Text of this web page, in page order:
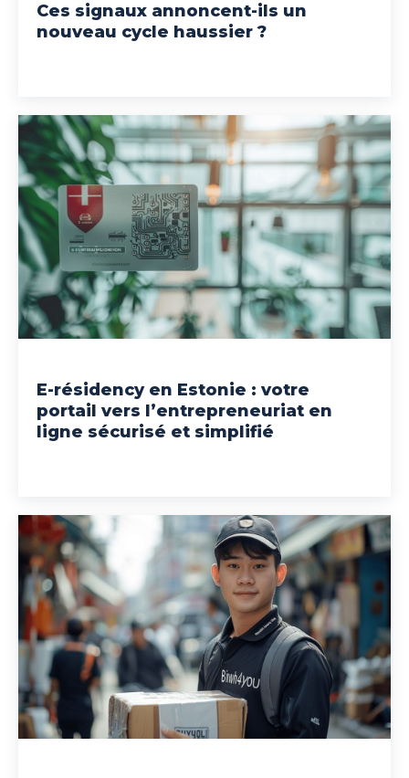
Ces signaux annoncent-ils un
nouveau cycle haussier ?
E-résidency en Estonie : votre
portail vers l’entrepreneuriat en
ligne sécurisé et simplifié